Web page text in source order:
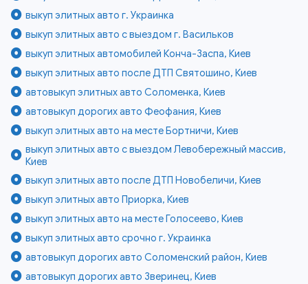
выкуп элитных авто г. Украинка
выкуп элитных авто с выездом г. Васильков
выкуп элитных автомобилей Конча-Заспа, Киев
выкуп элитных авто после ДТП Святошино, Киев
автовыкуп элитных авто Соломенка, Киев
автовыкуп дорогих авто Феофания, Киев
выкуп элитных авто на месте Бортничи, Киев
выкуп элитных авто с выездом Левобережный массив,
Киев
выкуп элитных авто после ДТП Новобеличи, Киев
выкуп элитных авто Приорка, Киев
выкуп элитных авто на месте Голосеево, Киев
выкуп элитных авто срочно г. Украинка
автовыкуп дорогих авто Соломенский район, Киев
автовыкуп дорогих авто Зверинец, Киев